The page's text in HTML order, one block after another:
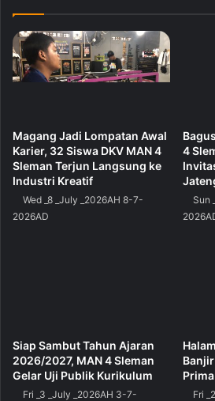
Kegiatan berlangsung dengan
kekhidmatan. Para siswa
dan doa bersama secara serius
spiritual dalam menyongsong
Magang Jadi Lompatan Awal
Karier, 32 Siswa DKV MAN 4
Sleman Terjun Langsung ke
Industri Kreatif
Wed _8 _July _2026AH 8-7-
2026AD
4
Sun
Siap Sambut Tahun Ajaran
2026/2027, MAN 4 Sleman
Gelar Uji Publik Kurikulum
Fri _3 _July _2026AH 3-7-
Fri